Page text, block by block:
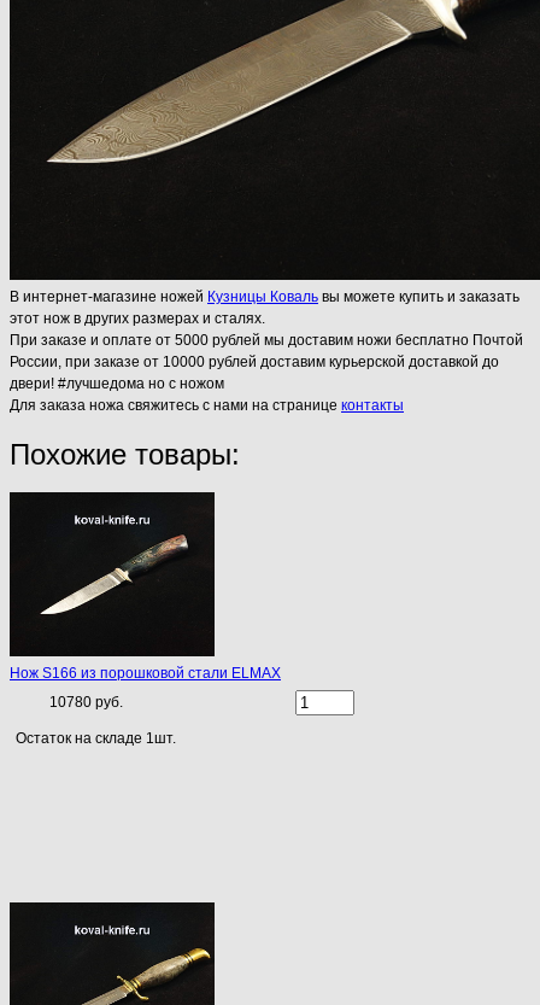
В интернет-магазине ножей Кузницы Коваль вы можете купить и заказать
этот нож в других размерах и сталях.
При заказе и оплате от 5000 рублей мы доставим ножи бесплатно Почтой
России, при заказе от 10000 рублей доставим курьерской доставкой до
двери! #лучшедома но с ножом
Для заказа ножа свяжитесь с нами на странице контакты
Похожие товары:
Нож S166 из порошковой стали ELMAX
10780 руб.
Остаток на складе 1шт.